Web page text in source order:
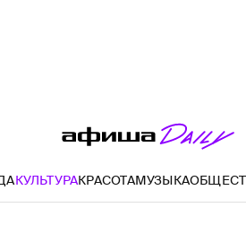
КУЛЬТУРАКРАСОТАМУЗЫКА